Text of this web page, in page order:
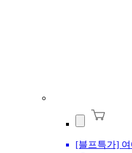
[블프특가]